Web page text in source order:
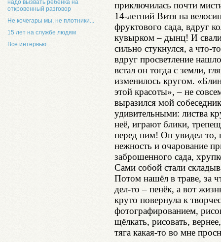
надо вызвать ребенка на
откровенный разговор
Не кочегары мы, не плотники...
15 лет на службе людям
Все интервью
приключилась почти
14-летний Витя на
фруктового сада, вдруг
кувырком – дынц! И
сильно стукнулся, а что-
вдруг просветление
встал он тогда с земли,
изменилось кругом.
этой красоты», – не
выразился мой
удивительными: листва
неё, играют блики,
перед ним! Он увидел то,
нежность и очарование
заброшенного сада,
Сами собой стали
Потом нашёл в траве, за
дел-то – пенёк, а вот
круто повернула к
фотографированием,
щёлкать, рисовать,
тяга какая-то во мне